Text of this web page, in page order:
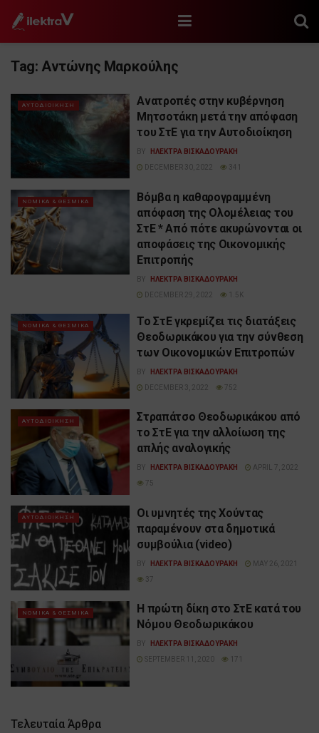
Tag: Αντώνης Μαρκούλης
ΑΥΤΟΔΙΟΙΚΗΣΗ
Ανατροπές στην κυβέρνηση
Μητσοτάκη μετά την απόφαση
του ΣτΕ για την Αυτοδιοίκηση
BY
ΗΛΕΚΤΡΑ ΒΙΣΚΑΔΟΥΡΑΚΗ
DECEMBER 30, 2022
341
ΝΟΜΙΚΑ & ΘΕΣΜΙΚΑ
Βόμβα η καθαρογραμμένη
απόφαση της Ολομέλειας του
ΣτΕ * Από πότε ακυρώνονται οι
αποφάσεις της Οικονομικής
Επιτροπής
BY
ΗΛΕΚΤΡΑ ΒΙΣΚΑΔΟΥΡΑΚΗ
DECEMBER 29, 2022
1.5K
ΝΟΜΙΚΑ & ΘΕΣΜΙΚΑ
Το ΣτΕ γκρεμίζει τις διατάξεις
Θεοδωρικάκου για την σύνθεση
των Οικονομικών Επιτροπών
BY
ΗΛΕΚΤΡΑ ΒΙΣΚΑΔΟΥΡΑΚΗ
DECEMBER 3, 2022
752
ΑΥΤΟΔΙΟΙΚΗΣΗ
Στραπάτσο Θεοδωρικάκου από
το ΣτΕ για την αλλοίωση της
απλής αναλογικής
BY ΗΛΕΚΤΡΑ ΒΙΣΚΑΔΟΥΡΑΚΗ
APRIL 7, 2022
75
ΑΥΤΟΔΙΟΙΚΗΣΗ
Οι υμνητές της Χούντας
παραμένουν στα δημοτικά
συμβούλια (video)
BY ΗΛΕΚΤΡΑ ΒΙΣΚΑΔΟΥΡΑΚΗ
MAY 26, 2021
37
ΝΟΜΙΚΑ & ΘΕΣΜΙΚΑ
Η πρώτη δίκη στο ΣτΕ κατά του
Νόμου Θεοδωρικάκου
BY
ΗΛΕΚΤΡΑ ΒΙΣΚΑΔΟΥΡΑΚΗ
SEPTEMBER 11, 2020
171
Τελευταία Άρθρα